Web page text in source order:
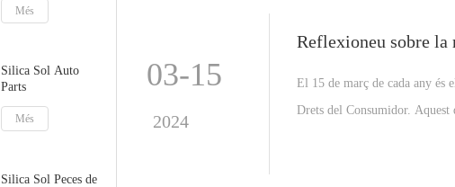
Més
Silica Sol Auto
Parts
Més
Silica Sol Peces de
03-15
2024
El 15 de març de cada any és
Drets del Consumidor. Aquest